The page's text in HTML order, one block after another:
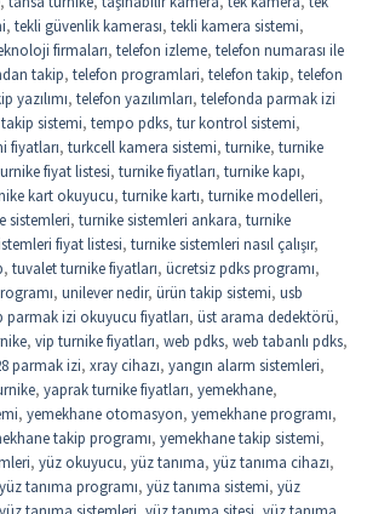
, tekli güvenlik kamerası, tekli kamera sistemi,
firmaları, telefon izleme, telefon numarası ile
takip, telefon programlari, telefon takip, telefon
yazılımı, telefon yazılımları, telefonda parmak izi
sistemi, tempo pdks, tur kontrol sistemi,
fiyatları, turkcell kamera sistemi, turnike, turnike
fiyat listesi, turnike fiyatları, turnike kapı,
kart okuyucu, turnike kartı, turnike modelleri,
sistemleri, turnike sistemleri ankara, turnike
fiyat listesi, turnike sistemleri nasıl çalışır,
, tuvalet turnike fiyatları, ücretsiz pdks programı,
, unilever nedir, ürün takip sistemi, usb
parmak izi okuyucu fiyatları, üst arama dedektörü,
, vip turnike fiyatları, web pdks, web tabanlı pdks,
parmak izi, xray cihazı, yangın alarm sistemleri,
, yaprak turnike fiyatları, yemekhane,
, yemekhane otomasyon, yemekhane programı,
takip programı, yemekhane takip sistemi,
, yüz okuyucu, yüz tanıma, yüz tanıma cihazı,
yüz tanıma programı, yüz tanıma sistemi, yüz